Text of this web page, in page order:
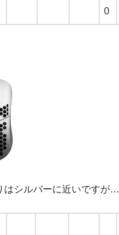
0
はシルバーに近いですが…